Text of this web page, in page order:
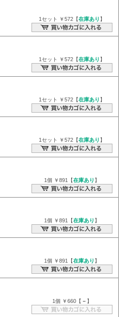
1セット ￥572【在庫あり 】
1セット ￥572【在庫あり 】
1セット ￥572【在庫あり 】
1セット ￥572【在庫あり 】
1個 ￥891【在庫あり 】
1個 ￥891【在庫あり 】
1個 ￥891【在庫あり 】
1個 ￥660【 － 】